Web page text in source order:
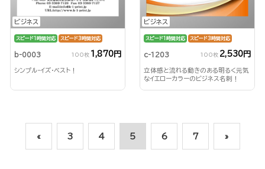
ビジネス
スピード1時間対応 スピード3時間対応
b-0003 100枚 1,870円
シンプル・イズ・ベスト！
ビジネス
スピード1時間対応 スピード3時間対応
c-1203 100枚 2,530円
立体感と流れる動きのある明るく元気
なイエローカラーのビジネス名刺！
« 3 4 5 6 7 »